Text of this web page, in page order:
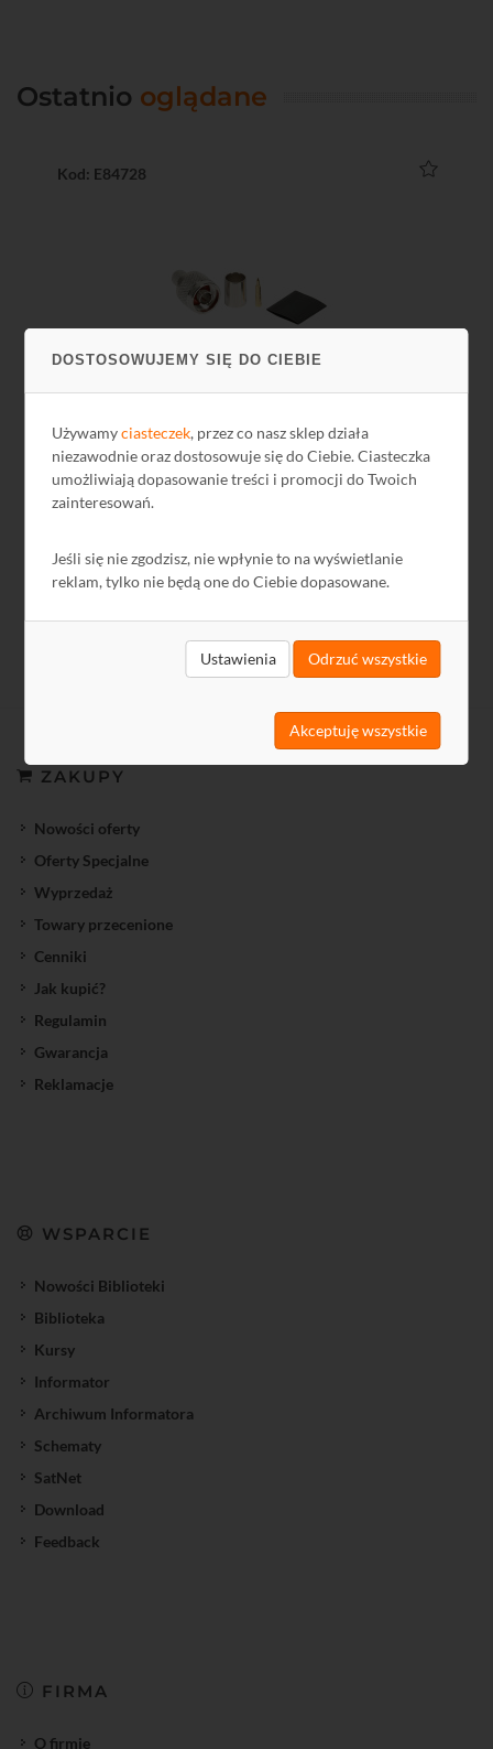
DOSTOSOWUJEMY SIĘ DO CIEBIE
Używamyciasteczek, przez co nasz sklep działa
niezawodnie oraz dostosowuje się do Ciebie. Ciasteczka
umożliwiają dopasowanie treści i promocji do Twoich
zainteresowań.
Jeśli się nie zgodzisz, nie wpłynie to na wyświetlanie
reklam, tylko nie będą one do Ciebie dopasowane.
Ustawienia Odrzuć wszystkie
Akceptuję wszystkie
Ostatnio oglądane
Kod: E84728
15,74 zł
ZAKUPY
Nowości oferty
Oferty Specjalne
Wyprzedaż
Towary przecenione
Cenniki
Jak kupić?
Regulamin
Gwarancja
Reklamacje
WSPARCIE
Nowości Biblioteki
Biblioteka
Kursy
Informator
Archiwum Informatora
Schematy
SatNet
Download
Feedback
FIRMA
O firmie